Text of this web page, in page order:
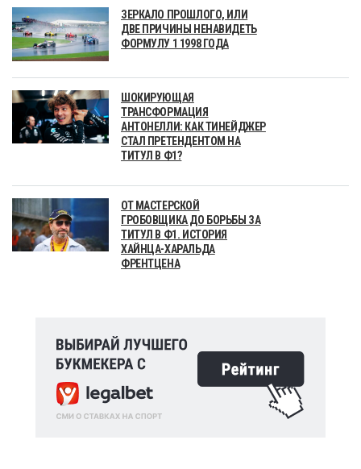
ЗЕРКАЛО ПРОШЛОГО, ИЛИ
ДВЕ ПРИЧИНЫ НЕНАВИДЕТЬ
ФОРМУЛУ 1 1998 ГОДА
ШОКИРУЮЩАЯ
ТРАНСФОРМАЦИЯ
АНТОНЕЛЛИ: КАК ТИНЕЙДЖЕР
СТАЛ ПРЕТЕНДЕНТОМ НА
ТИТУЛ В Ф1?
ОТ МАСТЕРСКОЙ
ГРОБОВЩИКА ДО БОРЬБЫ ЗА
ТИТУЛ В Ф1. ИСТОРИЯ
ХАЙНЦА-ХАРАЛЬДА
ФРЕНТЦЕНА